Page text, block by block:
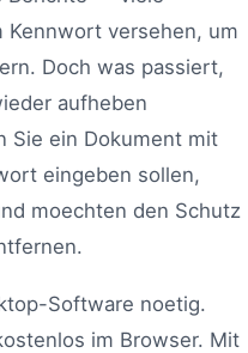
versehen, um
Doch was passiert,
aufheben
Sie ein Dokument mit
eingeben sollen,
moechten den Schutz
Software noetig.
im Browser. Mit